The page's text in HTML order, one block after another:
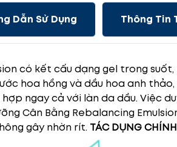
Dẫn Sử Dụng Thông Tin
có kết cấu dạng gel trong
hoa hồng và dầu hoa anh
ngay cả với làn da dầu. Việc
Cân Bằng Rebalancing
gây nhờn rít. TÁC DỤNG